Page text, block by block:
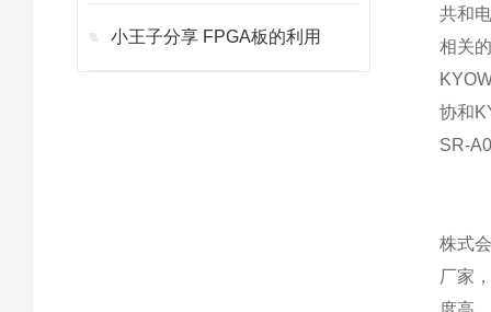
小王子分享 FPGA板的利用
共和
相关
协和
SR-
株式
厂家